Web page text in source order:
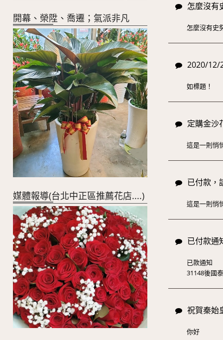
開幕、榮陞、喬遷；氣派非凡
媒體報導(台北中正區推薦花店....)
怎麼沒有
怎麼沒有史
2020/12/
如標題！
定購金沙
這是一則悄
已付款，
這是一則悄
已付款通
已款通知
31148後國
祝賀秦始
你好